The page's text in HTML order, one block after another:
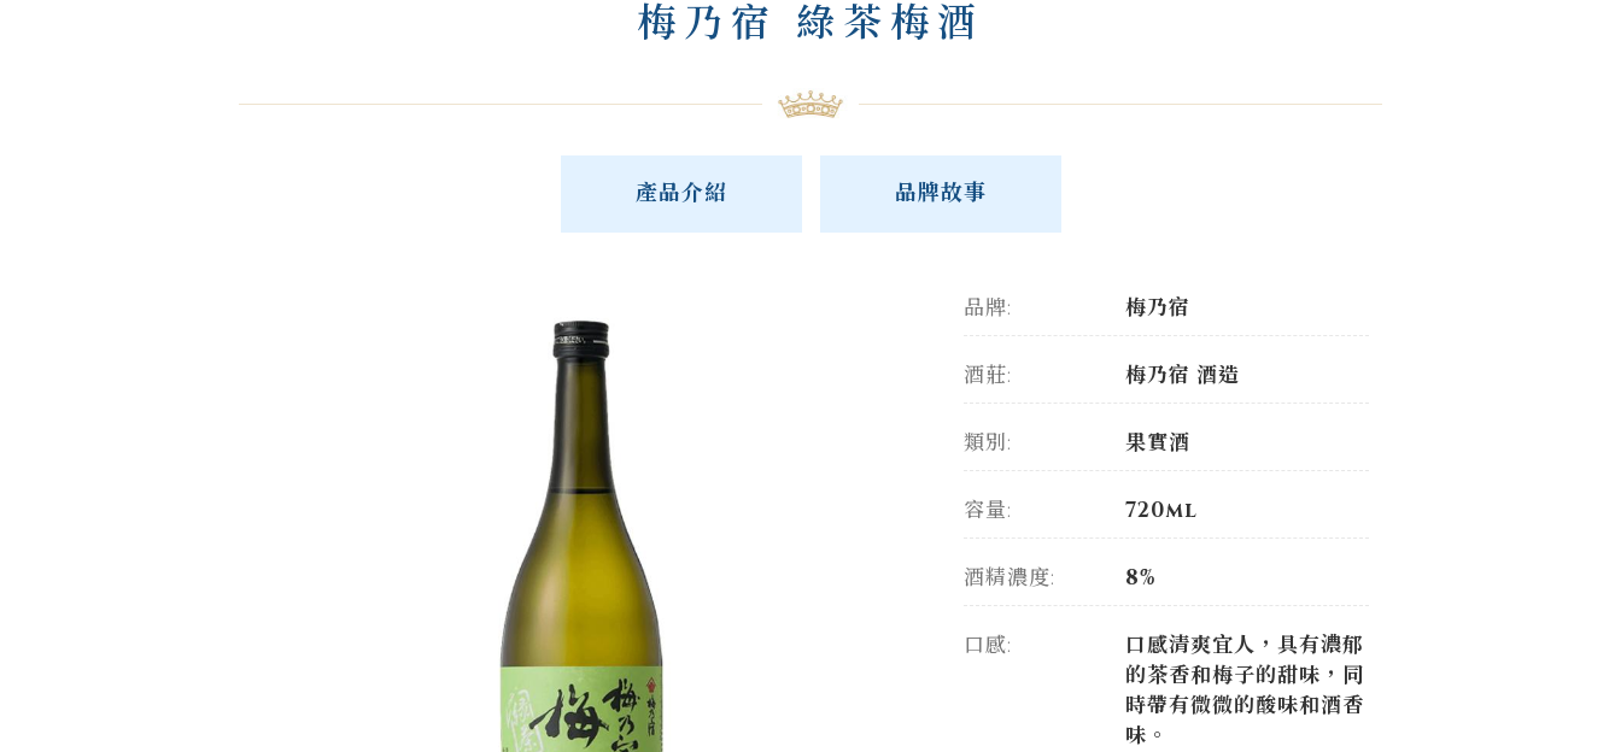
梅乃宿 綠茶梅酒
產品介紹 品牌故事
品牌: 梅乃宿
酒莊: 梅乃宿 酒造
類別: 果實酒
容量: 720ml
酒精濃度: 8%
口感:
口感清爽宜人，具有濃郁
的茶香和梅子的甜味，同
時帶有微微的酸味和酒香
味。